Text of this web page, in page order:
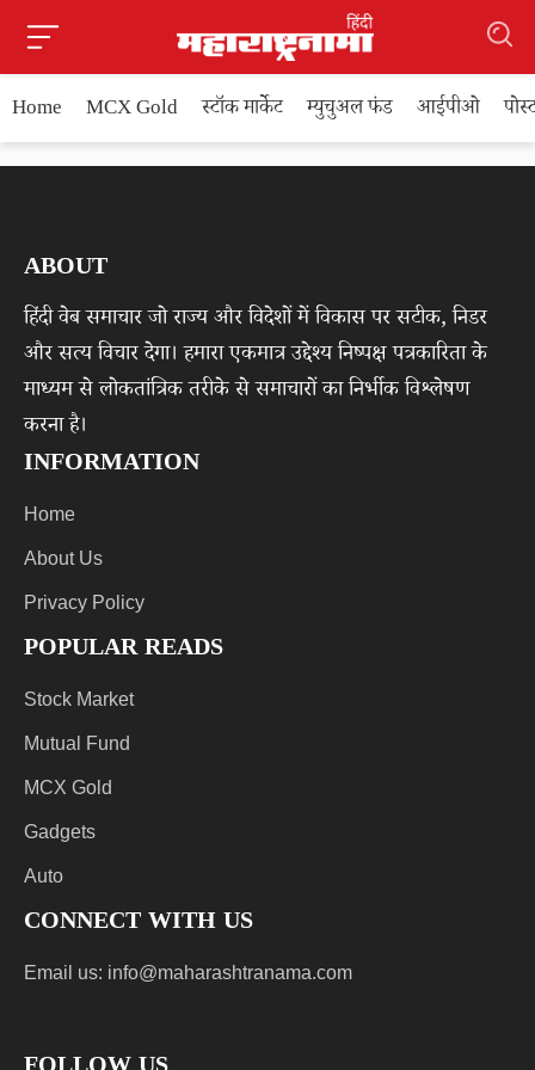
Home MCX Gold स्टॉक मार्केट म्युचुअल फंड आईपीओ
ABOUT
हिंदी वेब समाचार जो राज्य और विदेशों में विकास पर सटीक, निडर
और सत्य विचार देगा। हमारा एकमात्र उद्देश्य निष्पक्ष पत्रकारिता के
माध्यम से लोकतांत्रिक तरीके से समाचारों का निर्भीक विश्लेषण
करना है।
INFORMATION
Home
About Us
Privacy Policy
POPULAR READS
Stock Market
Mutual Fund
MCX Gold
Gadgets
Auto
CONNECT WITH US
Email us: info@maharashtranama.com